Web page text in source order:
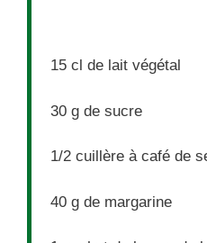
15 cl de lait végétal
30 g de sucre
1/2 cuillère à café de
40 g de margarine